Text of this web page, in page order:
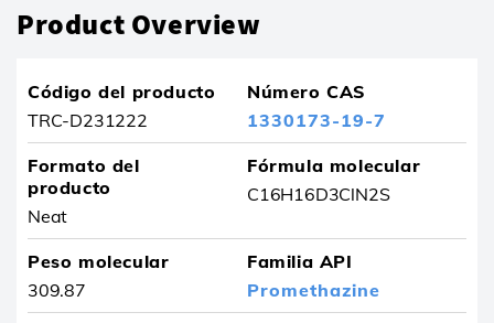
Product Overview
Código del producto
TRC-D231222
Número CAS
1330173-19-7
Formato del
producto
Neat
Fórmula molecular
C16H16D3ClN2S
Peso molecular
309.87
Familia API
Promethazine